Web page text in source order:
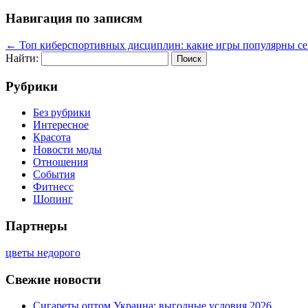
Навигация по записям
← Топ киберспортивных дисциплин: какие игры популярны
Найти:
Рубрики
Без рубрики
Интересное
Красота
Новости моды
Отношения
События
Фитнесс
Шопинг
Партнеры
цветы недорого
Свежие новости